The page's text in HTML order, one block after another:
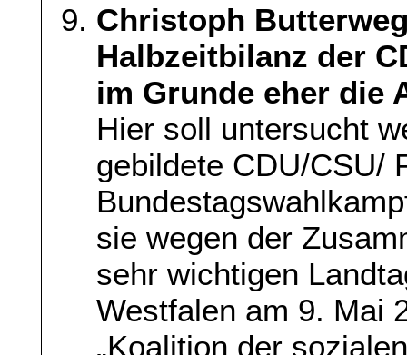
Christoph
Halbzeitbilanz der
im Grunde eher die
Hier soll untersucht
gebildete CDU/CSU/
sie wegen der
sehr wichtigen
Westfalen am 9. Mai
„Koalition der